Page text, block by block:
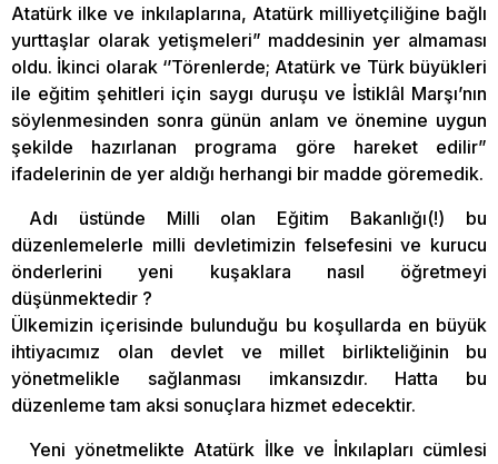
Atatürk ilke ve inkılaplarına, Atatürk milliyetçiliğine bağlı
yurttaşlar olarak yetişmeleri” maddesinin yer almaması
oldu. İkinci olarak ‘’Törenlerde; Atatürk ve Türk büyükleri
ile eğitim şehitleri için saygı duruşu ve İstiklâl Marşı’nın
söylenmesinden sonra günün anlam ve önemine uygun
şekilde hazırlanan programa göre hareket edilir”
ifadelerinin de yer aldığı herhangi bir madde göremedik.
Adı üstünde Milli olan Eğitim Bakanlığı(!) bu
düzenlemelerle milli devletimizin felsefesini ve kurucu
önderlerini yeni kuşaklara nasıl öğretmeyi
düşünmektedir ?
Ülkemizin içerisinde bulunduğu bu koşullarda en büyük
ihtiyacımız olan devlet ve millet birlikteliğinin bu
yönetmelikle sağlanması imkansızdır. Hatta bu
düzenleme tam aksi sonuçlara hizmet edecektir.
Yeni yönetmelikte Atatürk İlke ve İnkılapları cümlesi